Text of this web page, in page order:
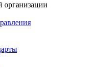
организации